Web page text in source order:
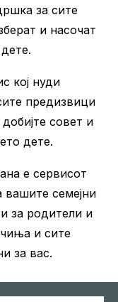
за сите
и насочат
кој нуди
предизвици
совет и
дете.
е сервисот
вашите семејни
за родители и
и сите
за вас.